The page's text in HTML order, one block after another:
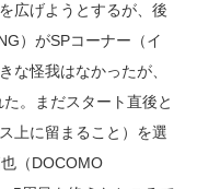
広げようとするが、後
）がSPコーナー（イ
な怪我はなかったが、
。まだスタート直後と
上に留まること）を選
（DOCOMO